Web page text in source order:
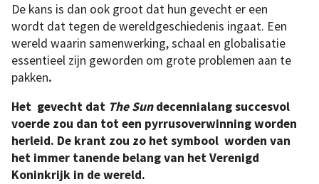
De kans is dan ook groot dat hun gevecht er een
wordt dat tegen de wereldgeschiedenis ingaat. Een
wereld waarin samenwerking, schaal en globalisatie
essentieel zijn geworden om grote problemen aan te
pakken.
Het gevecht dat The Sundecennialang succesvol
voerde zou dan tot een pyrrusoverwinning worden
herleid. De krant zou zo het symbool worden van
het immer tanende belang van het Verenigd
Koninkrijk in de wereld.